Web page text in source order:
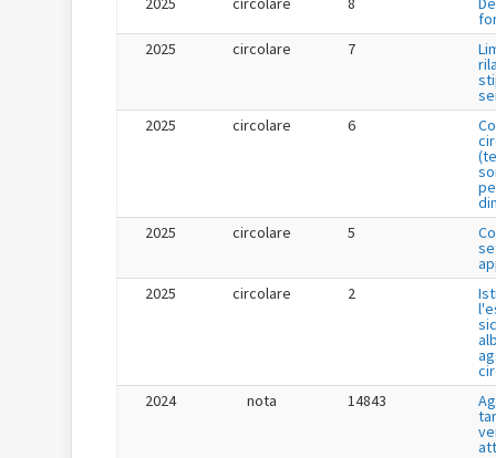
2025
circolare 7
2025
circolare 6
2025
circolare 5
2025
circolare 2
2024
nota 14843